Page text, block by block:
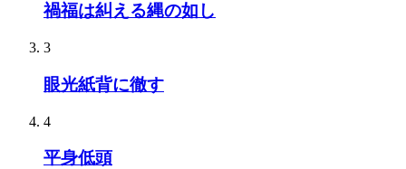
禍福は糾える縄の如し
3
眼光紙背に徹す
4
平身低頭